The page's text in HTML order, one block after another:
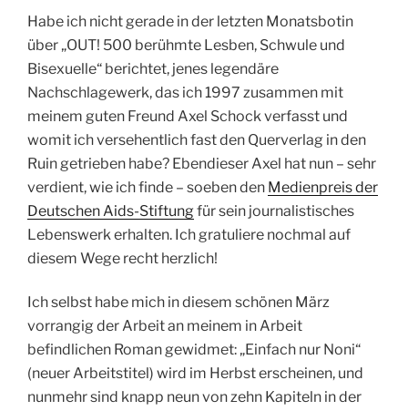
Habe ich nicht gerade in der letzten Monatsbotin
über „OUT! 500 berühmte Lesben, Schwule und
Bisexuelle“ berichtet, jenes legendäre
Nachschlagewerk, das ich 1997 zusammen mit
meinem guten Freund Axel Schock verfasst und
womit ich versehentlich fast den Querverlag in den
Ruin getrieben habe? Ebendieser Axel hat nun – sehr
verdient, wie ich finde – soeben den Medienpreis der
Deutschen Aids-Stiftungfür sein journalistisches
Lebenswerk erhalten. Ich gratuliere nochmal auf
diesem Wege recht herzlich!
Ich selbst habe mich in diesem schönen März
vorrangig der Arbeit an meinem in Arbeit
befindlichen Roman gewidmet: „Einfach nur Noni“
(neuer Arbeitstitel) wird im Herbst erscheinen, und
nunmehr sind knapp neun von zehn Kapiteln in der